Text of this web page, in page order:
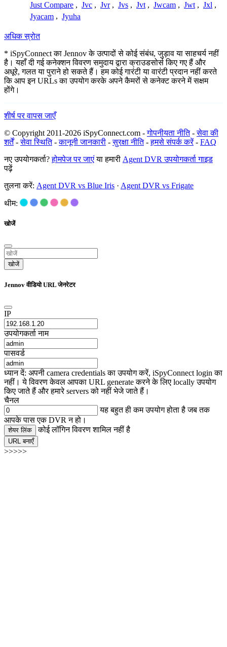
Just Compare , Jvc , Jvr , Jvs , Jvt , Jwcam , Jwt , Jxl ,
Jyacam , Jyuha
अधिक स्रोत
* iSpyConnect का Jennov के उत्पादों से कोई संबंध, जुड़ाव या साहचर्य नहीं
है। यहाँ दी गई कनेक्शन विवरण समुदाय द्वारा क्राउडसोर्स किए गए हैं और
अधूरे, गलत या पुराने हो सकते हैं। हम कोई गारंटी या वारंटी प्रदान नहीं करते
कि आप इन URLs का उपयोग करके अपने कैमरों से कनेक्ट करने में सक्षम
होंगे।
शीर्ष पर वापस जाएँ
© Copyright 2011-2026 iSpyConnect.com -गोपनीयता नीति-सेवा की
शर्तें-सेवा स्थिति-कानूनी जानकारी -सुरक्षा नीति-हमसे संपर्क करें- FAQ
नए उपयोगकर्ता?होमपेज पर जाएंया हमारी Agent DVR उपयोगकर्ता गाइड
पढ़ें
तुलना करें: Agent DVR vs Blue Iris · Agent DVR vs Frigate
थीम:
खोजें
खोजें
Jennov वीडियो URL जेनरेटर
IP
उपयोगकर्ता नाम
पासवर्ड
ध्यान दें: अपनी camera credentials का उपयोग करें, iSpyConnect login का
नहीं। ये विवरण केवल आपका URL generate करने के लिए locally उपयोग
किए जाते हैं और हमारे servers को नहीं भेजे जाते हैं।
चैनल
यह बहुत ही कम उपयोग होता है जब तक
आपके पास एक DVR न हो।
शेयर लिंक कोई लॉगिन विवरण शामिल नहीं है
URL बनाएँ
>>>>>